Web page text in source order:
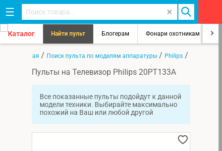
Каталог Найти пульт Блогерам Фонари охотникам
Главная / Поиск пульта по моделям аппаратуры / Philips /
Пульты на Телевизор Philips 20PT133A
Все показанные пульты подойдут к данной
модели техники. Выбирайте максимально
похожий на Ваш или любой другой